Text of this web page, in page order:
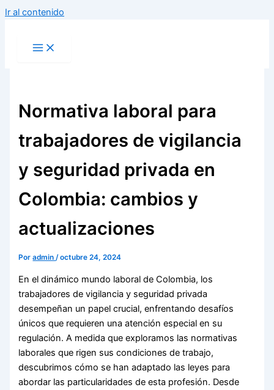
Ir al contenido
Normativa laboral para
trabajadores de vigilancia
y seguridad privada en
Colombia: cambios y
actualizaciones
Poradmin/octubre 24, 2024
En el dinámico mundo laboral de Colombia, los
trabajadores de vigilancia y seguridad privada
desempeñan un papel crucial, enfrentando desafíos
únicos que requieren una atención especial en su
regulación. A medida que exploramos las normativas
laborales que rigen sus condiciones de trabajo,
descubrimos cómo se han adaptado las leyes para
abordar las particularidades de esta profesión. Desde